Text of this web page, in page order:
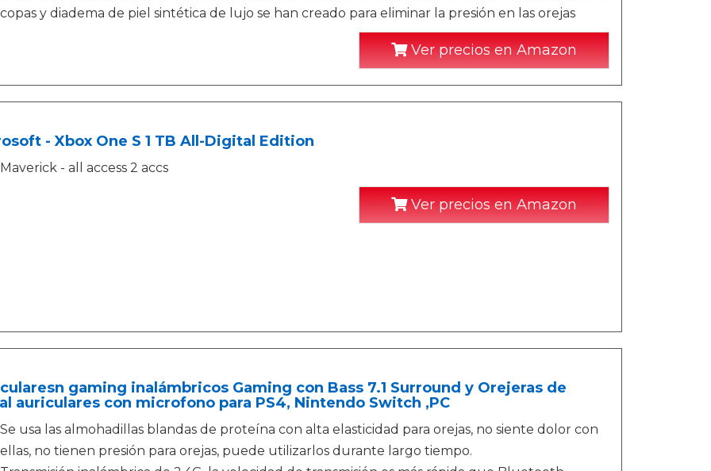
copas y diadema de piel sintética de lujo se han creado para eliminar la presión en las orejas
Ver precios en Amazon
- Xbox One S 1 TB All-Digital Edition
Maverick - all access 2 accs
Ver precios en Amazon
gaming inalámbricos Gaming con Bass 7.1 Surround y Orejeras de
auriculares con microfono para PS4, Nintendo Switch ,PC
Se usa las almohadillas blandas de proteína con alta elasticidad para orejas, no siente dolor con
ellas, no tienen presión para orejas, puede utilizarlos durante largo tiempo.